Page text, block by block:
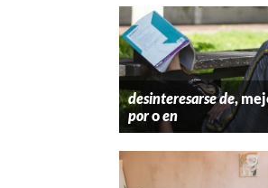
desinteresarse de,
poroen